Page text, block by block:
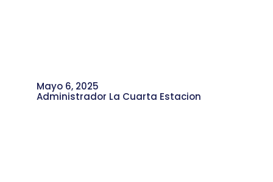
Mayo 6, 2025
Administrador La Cuarta Estacion